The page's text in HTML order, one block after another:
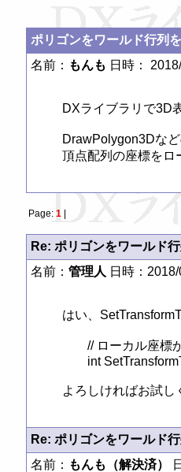
ポリゴンをワールド行列
名前： もんも 日時：
DXライブラリで3D
DrawPolygon3Dな
頂点配列の座標をロ
Page: 1|
Re: ポリゴンをワールド
名前： 管理人 日時：
はい、
よろしければお試し
Re: ポリゴンをワールド
名前： もんも（解決済）